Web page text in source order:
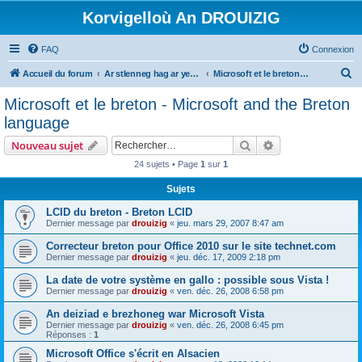
Korvigelloù An DROUIZIG
FAQ Connexion
Accueil du forum Ar stlenneg hag ar yezhoù bihan er bed a-bezh Microsoft et le breton - Microsoft and the Breton language
Microsoft et le breton - Microsoft and the Breton
language
Nouveau sujet Rechercher
24 sujets • Page 1 sur 1
Sujets
LCID du breton - Breton LCID
Dernier message par drouizig « jeu. mars 29, 2007 8:47 am
Correcteur breton pour Office 2010 sur le site technet.com
Dernier message par drouizig « jeu. déc. 17, 2009 2:18 pm
La date de votre système en gallo : possible sous Vista !
Dernier message par drouizig « ven. déc. 26, 2008 6:58 pm
An deiziad e brezhoneg war Microsoft Vista
Dernier message par drouizig « ven. déc. 26, 2008 6:45 pm
Réponses : 1
Microsoft Office s'écrit en Alsacien